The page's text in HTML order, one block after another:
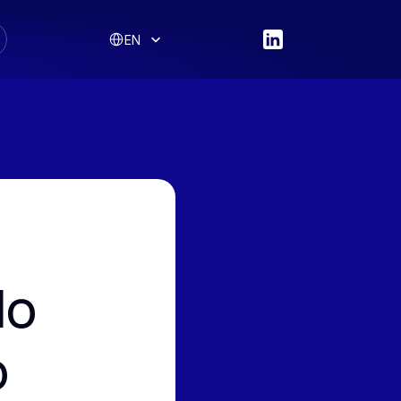
Select Language
EN